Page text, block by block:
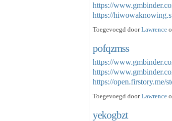
https://
https://
Toegevoegd doorLawrence
pofqzmss
https://
https://
https://
Toegevoegd doorLawrence
yekogbzt